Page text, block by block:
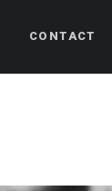
CONTACT